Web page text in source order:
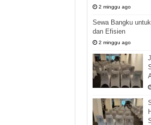
2 minggu ago
Sewa Bangku
dan Efisien
2 minggu ago